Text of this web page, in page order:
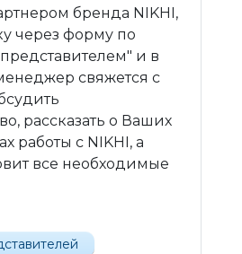
бренда NIKHI,
через форму по
и в
свяжется с
рассказать о Ваших
работы с NIKHI, а
все необходимые